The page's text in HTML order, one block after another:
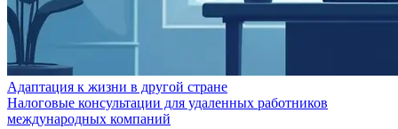
Адаптация к жизни в другой стране
Налоговые консультации для удаленных работников
международных компаний